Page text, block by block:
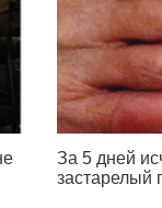
За 5 дней
застарелый